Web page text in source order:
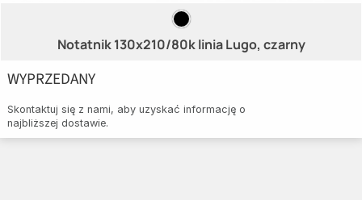
Notatnik 130x210/80k linia Lugo, czarny
WYPRZEDANY
Skontaktuj się z nami, aby uzyskać informację o
najbliższej dostawie.